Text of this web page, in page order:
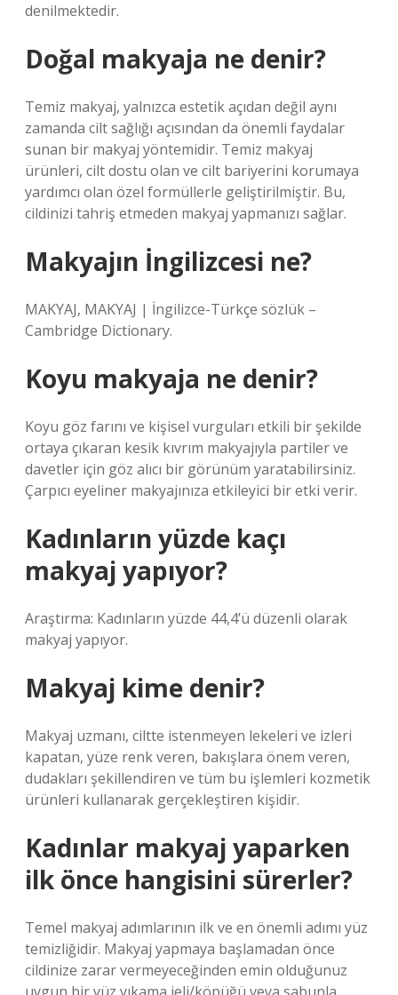
denilmektedir.
Doğal makyaja ne denir?
Temiz makyaj, yalnızca estetik açıdan değil aynı
zamanda cilt sağlığı açısından da önemli faydalar
sunan bir makyaj yöntemidir. Temiz makyaj
ürünleri, cilt dostu olan ve cilt bariyerini korumaya
yardımcı olan özel formüllerle geliştirilmiştir. Bu,
cildinizi tahriş etmeden makyaj yapmanızı sağlar.
Makyajın İngilizcesi ne?
MAKYAJ, MAKYAJ | İngilizce-Türkçe sözlük –
Cambridge Dictionary.
Koyu makyaja ne denir?
Koyu göz farını ve kişisel vurguları etkili bir şekilde
ortaya çıkaran kesik kıvrım makyajıyla partiler ve
davetler için göz alıcı bir görünüm yaratabilirsiniz.
Çarpıcı eyeliner makyajınıza etkileyici bir etki verir.
Kadınların yüzde kaçı
makyaj yapıyor?
Araştırma: Kadınların yüzde 44,4’ü düzenli olarak
makyaj yapıyor.
Makyaj kime denir?
Makyaj uzmanı, ciltte istenmeyen lekeleri ve izleri
kapatan, yüze renk veren, bakışlara önem veren,
dudakları şekillendiren ve tüm bu işlemleri kozmetik
ürünleri kullanarak gerçekleştiren kişidir.
Kadınlar makyaj yaparken
ilk önce hangisini sürerler?
Temel makyaj adımlarının ilk ve en önemli adımı yüz
temizliğidir. Makyaj yapmaya başlamadan önce
cildinize zarar vermeyeceğinden emin olduğunuz